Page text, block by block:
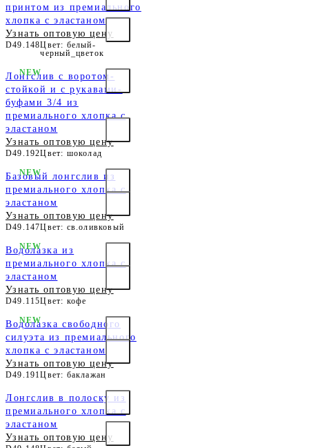
принтом из премиального
хлопка с эластаном
Узнать оптовую цену
D49.148Цвет: белый-
черный_цветок
Лонгслив с воротом-
стойкой и с рукавами-
буфами 3/4 из
премиального хлопка с
эластаном
Узнать оптовую цену
D49.192Цвет: шоколад
NEW
Базовый лонгслив из
премиального хлопка с
эластаном
Узнать оптовую цену
D49.147Цвет: св.оливковый
NEW
Водолазка из
премиального хлопка с
эластаном
Узнать оптовую цену
D49.115Цвет: кофе
NEW
Водолазка свободного
силуэта из премиального
хлопка с эластаном
Узнать оптовую цену
D49.191Цвет: баклажан
NEW
Лонгслив в полоску из
премиального хлопка с
эластаном
Узнать оптовую цену